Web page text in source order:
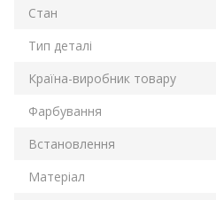
Стан
Тип деталі
Країна-виробник товару
Фарбування
Встановлення
Матеріал